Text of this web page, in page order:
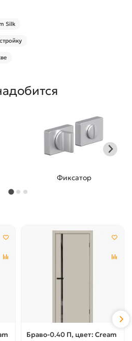
Silk
Фиксатор
Браво-0.40 П, цвет: Cream